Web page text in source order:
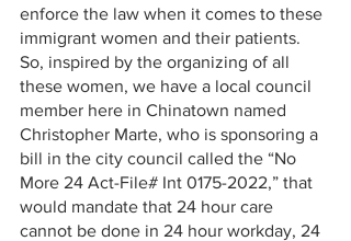
enforce the law when it comes to these
immigrant women and their patients.
So, inspired by the organizing of all
these women, we have a local council
member here in Chinatown named
Christopher Marte, who is sponsoring a
bill in the city council called the “No
More 24 Act-File# Int 0175-2022,” that
would mandate that 24 hour care
cannot be done in 24 hour workday, 24